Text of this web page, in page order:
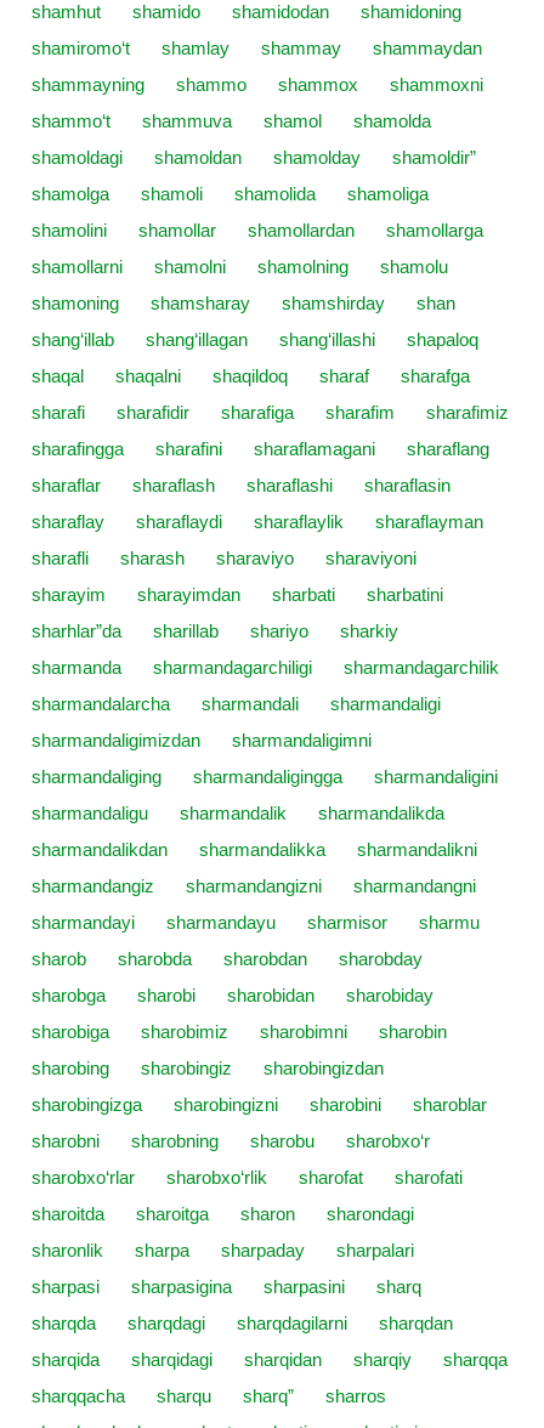
shamhut
shamido shamidodan
shamidoning
shamiromo‘t
shamlay shammay
shammaydan
shammayning
shammo shammox
shammoxni
shammo‘t
shammuva shamol
shamolda
shamoldagi
shamoldan shamolday
shamoldir”
shamolga
shamoli shamolida
shamoliga
shamolini
shamollar shamollardan
shamollarga
shamollarni
shamolni shamolning
shamolu
shamoning
shamsharay shamshirday
shan
shang‘illab
shang‘illagan shang‘illashi
shapaloq
shaqal
shaqalni shaqildoq sharaf
sharafga
sharafi
sharafidir sharafiga sharafim
sharafimiz
sharafingga
sharafini sharaflamagani
sharaflang
sharaflar
sharaflash sharaflashi
sharaflasin
sharaflay
sharaflaydi sharaflaylik
sharaflayman
sharafli
sharash sharaviyo
sharaviyoni
sharayim
sharayimdan sharbati
sharbatini
sharhlar”da
sharillab shariyo
sharkiy
sharmanda
sharmandagarchiligi
sharmandagarchilik
sharmandalarcha
sharmandali
sharmandaligi
sharmandaligimizdan
sharmandaligimni
sharmandaliging
sharmandaligingga
sharmandaligini
sharmandaligu
sharmandalik
sharmandalikda
sharmandalikdan
sharmandalikka
sharmandalikni
sharmandangiz
sharmandangizni
sharmandangni
sharmandayi
sharmandayu sharmisor
sharmu
sharob
sharobda sharobdan
sharobday
sharobga
sharobi sharobidan
sharobiday
sharobiga
sharobimiz sharobimni
sharobin
sharobing
sharobingiz
sharobingizdan
sharobingizga
sharobingizni sharobini
sharoblar
sharobni
sharobning sharobu
sharobxo‘r
sharobxo‘rlar
sharobxo‘rlik sharofat
sharofati
sharoitda
sharoitga sharon
sharondagi
sharonlik
sharpa sharpaday
sharpalari
sharpasi
sharpasigina sharpasini
sharq
sharqda
sharqdagi sharqdagilarni
sharqdan
sharqida
sharqidagi sharqidan sharqiy
sharqqa
sharqqacha
sharqu sharq”
sharros